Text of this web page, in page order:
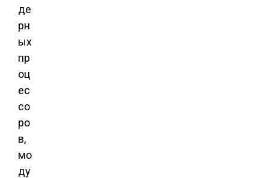
де
рн
ых
пр
оц
ес
со
ро
в,
мо
ду